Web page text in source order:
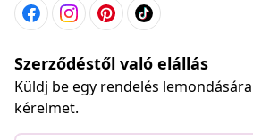
Szerződéstől való elállás
Küldj be egy rendelés
kérelmet.